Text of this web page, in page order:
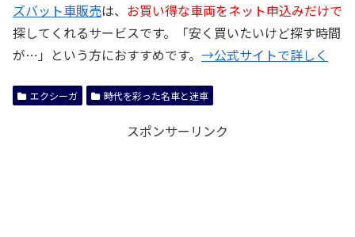
ズバット車販売は、 お買い得な車両をネット申込みだけで
探してくれるサービスです。「安く買いたいけど探す時間
が…」という方におすすめです。 →公式サイトで詳しく
エクシーガ 時代を彩った名車と迷車
スポンサーリンク